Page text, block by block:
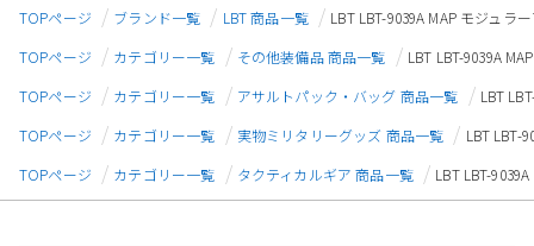
TOPページ
ブランド一覧 LBT 商品一覧
LBT LBT-9039A MAP モジュラ
TOPページ
カテゴリー一覧 その他装備品 商品一覧
LBT LBT-9039A
TOPページ
カテゴリー一覧 アサルトパック・バッグ 商品一覧
LBT
TOPページ
カテゴリー一覧 実物ミリタリーグッズ 商品一覧
LBT LBT-
TOPページ
カテゴリー一覧 タクティカルギア 商品一覧 LBT LBT-